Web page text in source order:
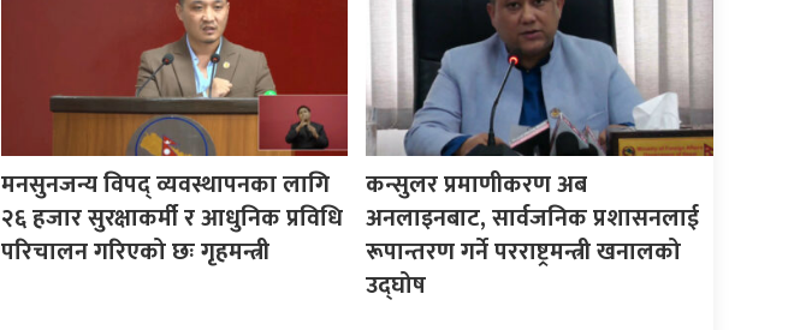
मनसुनजन्य विपद् व्यवस्थापनका लागि
२६ हजार सुरक्षाकर्मी र आधुनिक प्रविधि
परिचालन गरिएको छः गृहमन्त्री
कन्सुलर प्रमाणीकरण अब
अनलाइनबाट, सार्वजनिक प्रशासनलाई
रूपान्तरण गर्ने परराष्ट्रमन्त्री खनालको
उद्घोष